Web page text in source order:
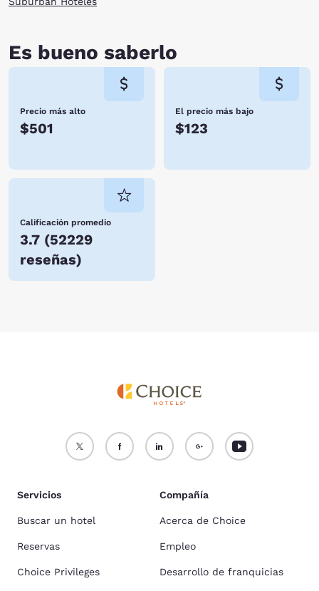
Es bueno saberlo
Precio más alto
$501
El precio más bajo
$123
Calificación promedio
3.7 (52229
reseñas)
Servicios
Buscar un hotel
Reservas
Choice Privileges
Compañía
Acerca de Choice
Empleo
Desarrollo de franquicias